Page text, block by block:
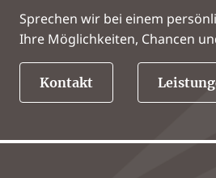
Sprechen wir bei einem
Ihre Möglichkeiten, Chancen
Kontakt